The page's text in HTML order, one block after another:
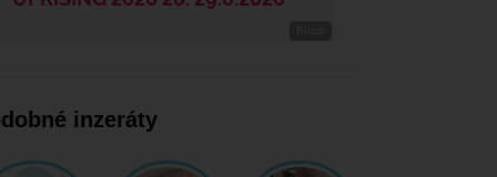
inzeráty